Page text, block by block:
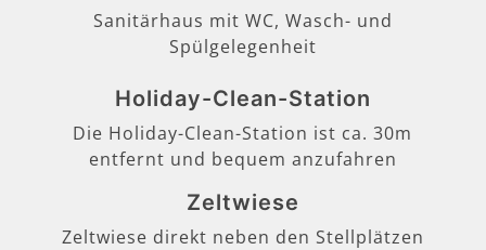
Sanitärhaus mit WC, Wasch- und
Spülgelegenheit
Holiday-Clean-Station
Die Holiday-Clean-Station ist ca. 30m
entfernt und bequem anzufahren
Zeltwiese
Zeltwiese direkt neben den Stellplätzen